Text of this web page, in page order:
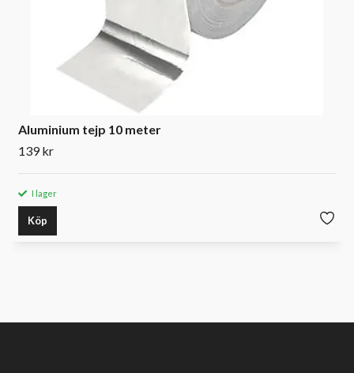
Aluminium tejp 10 meter
139 kr
I lager
Köp